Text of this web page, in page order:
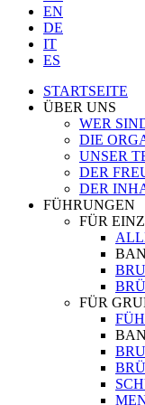
EN
DE
IT
ES
STARTSEITE
ÜBER UNS
WER
DIE
UNSER
DER
DER
FÜHRUNGEN
FÜR
FÜR